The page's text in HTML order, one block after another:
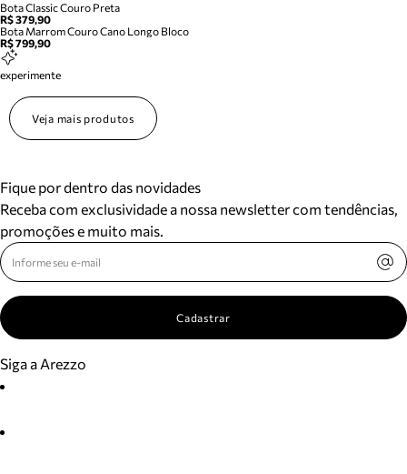
Bota Classic Couro Preta
R$ 379,90
Bota Marrom Couro Cano Longo Bloco
R$ 799,90
experimente
Veja mais produtos
Fique por dentro das novidades
Receba com exclusividade a nossa newsletter com tendências,
promoções e muito mais.
Cadastrar
Siga a Arezzo